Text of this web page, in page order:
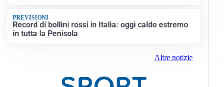
PREVISIONI
Record di bollini rossi in Italia: oggi caldo estremo
in tutta la Penisola
Altre notizie